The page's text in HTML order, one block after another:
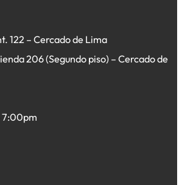
122 – Cercado de Lima
206 (Segundo piso) – Cercado de
7:00pm